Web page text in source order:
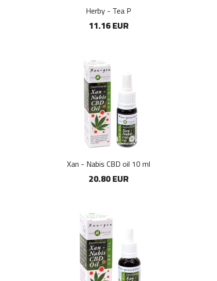
Herby - Tea P
11.16 EUR
Xan - Nabis CBD oil 10 ml
20.80 EUR